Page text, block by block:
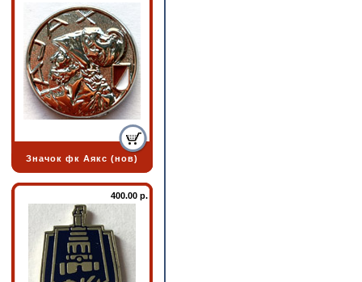
Значок фк Аякс (нов)
400.00 р.